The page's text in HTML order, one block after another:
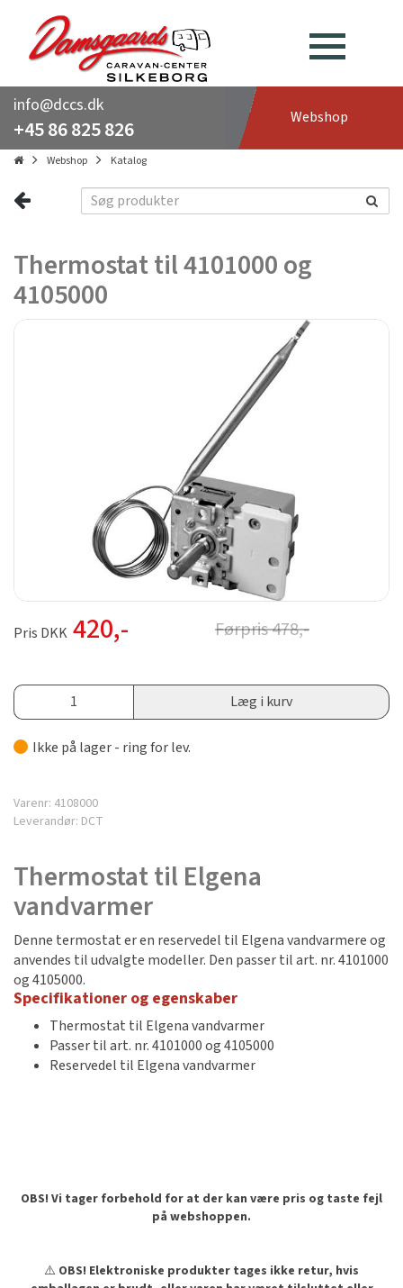
info@dccs.dk
+45 86 825 826 Webshop
Webshop Katalog
Thermostat til 4101000 og
4105000
Pris DKK 420,- Førpris478,-
Læg i kurv
Ikke på lager - ring for lev.
Varenr: 4108000
Leverandør: DCT
Thermostat til Elgena
vandvarmer
Denne termostat er en reservedel til Elgena vandvarmere og
anvendes til udvalgte modeller. Den passer til art. nr. 4101000
og 4105000.
Specifikationer og egenskaber
Thermostat til Elgena vandvarmer
Passer til art. nr. 4101000 og 4105000
Reservedel til Elgena vandvarmer
OBS! Vi tager forbehold for at der kan være pris og taste fejl
på webshoppen.
⚠️ OBS! Elektroniske produkter tages ikke retur, hvis